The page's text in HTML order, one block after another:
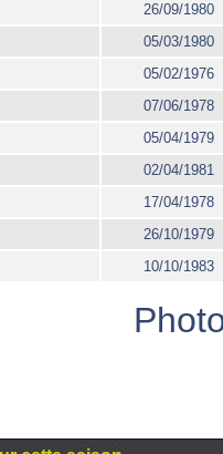
26/09/1980
05/03/1980
05/02/1976
07/06/1978
05/04/1979
02/04/1981
17/04/1978
26/10/1979
10/10/1983